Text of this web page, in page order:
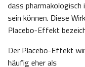
dass
sein können. Diese
Placebo-Effekt
Der Placebo-Effekt wir
häufig eher als